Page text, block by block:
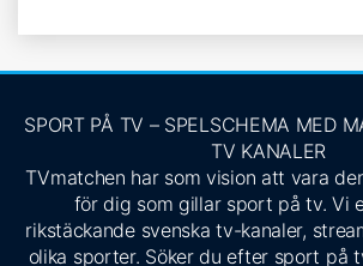
SPORT PÅ TV – SPELSCHEMA MED
TV KANALER
TVmatchen har som vision att vara
för dig som gillar sport på tv. Vi
rikstäckande svenska tv-kanaler,
olika sporter. Söker du efter sport på